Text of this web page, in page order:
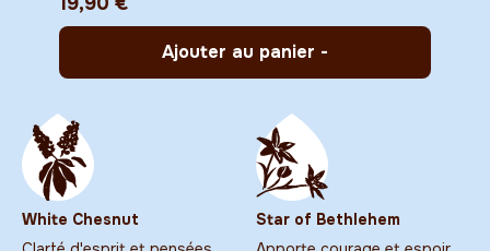
Ajouter au panier -
Prix de vente
White Chesnut
Star of Bethlehem